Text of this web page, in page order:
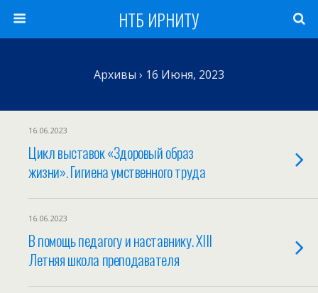
НТБ ИРНИТУ
Архивы › 16 Июня, 2023
16.06.2023
Цикл выставок «Здоровый образ
жизни». Гигиена умственного труда
16.06.2023
В помощь педагогу и наставнику. XIII
Летняя школа преподавателя